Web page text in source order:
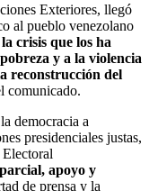
Exteriores, llegó
al pueblo venezolano
crisis que los ha
y a la violencia
reconstrucción del
comunicado.
democracia a
presidenciales justas,
apoyo y
de prensa y la